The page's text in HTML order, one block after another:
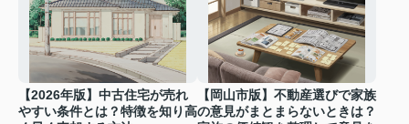
【2026年版】中古住宅が売れ
やすい条件とは？特徴を知り高
【岡山市版】不動産選びで家族
の意見がまとまらないときは？